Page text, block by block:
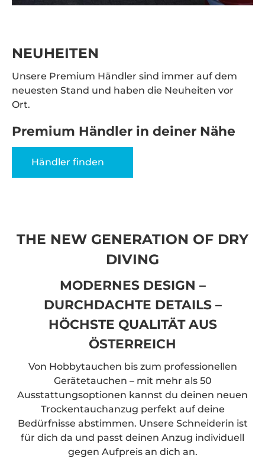
NEUHEITEN
Unsere Premium Händler sind immer auf dem
neuesten Stand und haben die Neuheiten vor
Ort.
Premium Händler in deiner Nähe
Händler finden
THE NEW GENERATION OF DRY
DIVING
MODERNES DESIGN –
DURCHDACHTE DETAILS –
HÖCHSTE QUALITÄT AUS
ÖSTERREICH
Von Hobbytauchen bis zum professionellen
Gerätetauchen – mit mehr als 50
Ausstattungsoptionen kannst du deinen neuen
Trockentauchanzug perfekt auf deine
Bedürfnisse abstimmen. Unsere Schneiderin ist
für dich da und passt deinen Anzug individuell
gegen Aufpreis an dich an.